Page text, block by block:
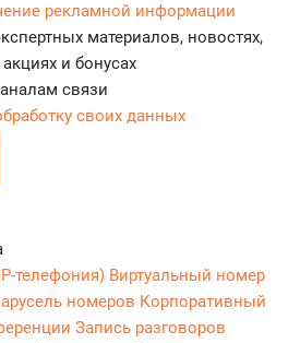
рекламной информации
материалов, новостях,
и бонусах
связи
своих данных
телефония) Виртуальный номер
номеров Корпоративный
Запись разговоров